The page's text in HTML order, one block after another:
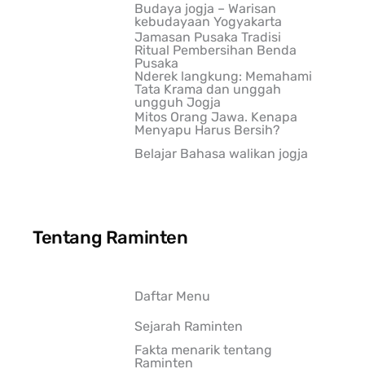
Budaya jogja – Warisan
kebudayaan Yogyakarta
Jamasan Pusaka Tradisi
Ritual Pembersihan Benda
Pusaka
Nderek langkung: Memahami
Tata Krama dan unggah
ungguh Jogja
Mitos Orang Jawa. Kenapa
Menyapu Harus Bersih?
Belajar Bahasa walikan jogja
Tentang Raminten
Daftar Menu
Sejarah Raminten
Fakta menarik tentang
Raminten